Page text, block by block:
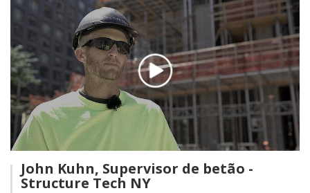
John Kuhn, Supervisor de betão -
Structure Tech NY